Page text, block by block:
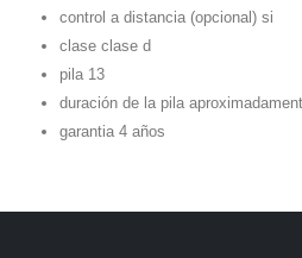
control a distancia (opcional) si
clase clase d
pila 13
duración de la pila
garantia 4 años